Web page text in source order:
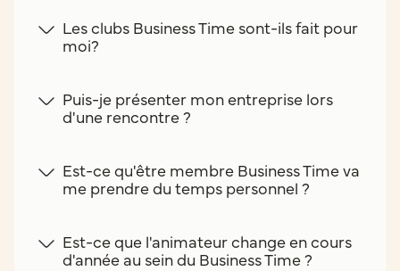
Les clubs Business Time sont-ils fait pour
moi?
Puis-je présenter mon entreprise lors
d'une rencontre ?
Est-ce qu'être membre Business Time va
me prendre du temps personnel ?
Est-ce que l'animateur change en cours
d'année au sein du Business Time ?